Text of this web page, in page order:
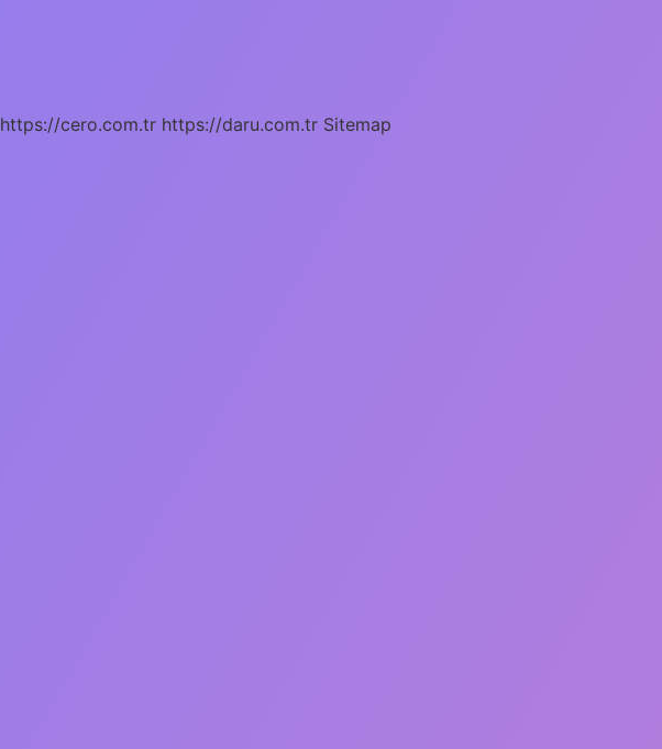
https://cero.com.tr https://daru.com.tr Sitemap